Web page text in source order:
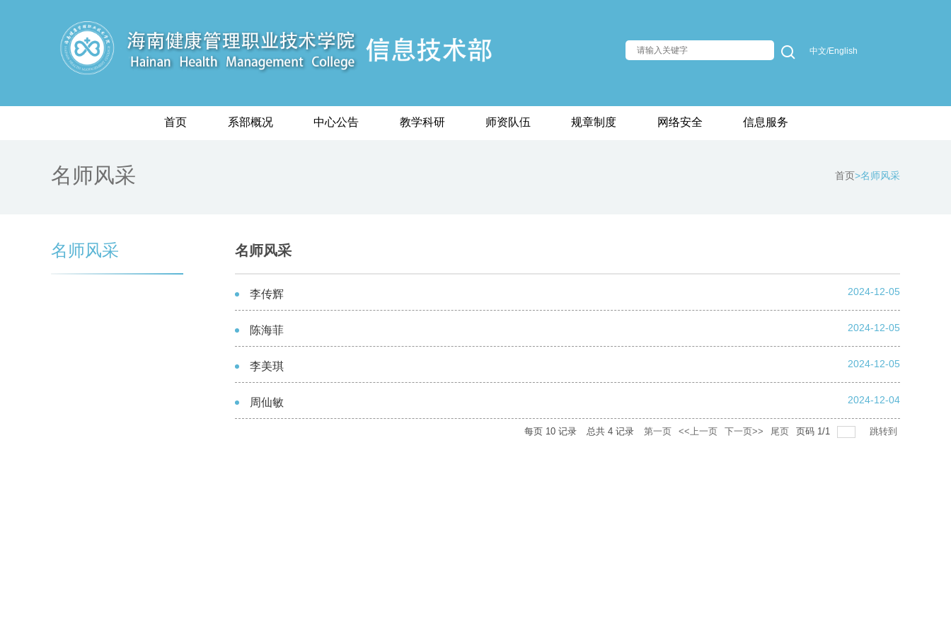
中文/English
首页 系部概况 中心公告 教学科研 师资队伍 规章制度 网络安全 信息服务
名师风采 首页>名师风采
名师风采 名师风采
李传辉 2024-12-05
陈海菲 2024-12-05
李美琪 2024-12-05
周仙敏 2024-12-04
每页 10 记录 总共 4 记录 第一页 <<上一页 下一页>> 尾页 页码 1/1 跳转到